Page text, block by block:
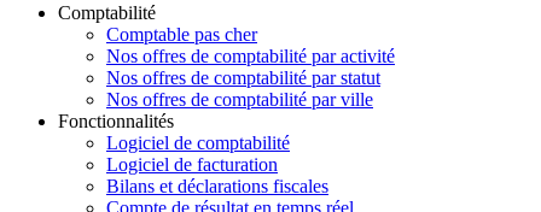
Comptabilité
Comptable pas cher
Nos offres de comptabilité par activité
Nos offres de comptabilité par statut
Nos offres de comptabilité par ville
Fonctionnalités
Logiciel de comptabilité
Logiciel de facturation
Bilans et déclarations fiscales
Compte de résultat en temps réel